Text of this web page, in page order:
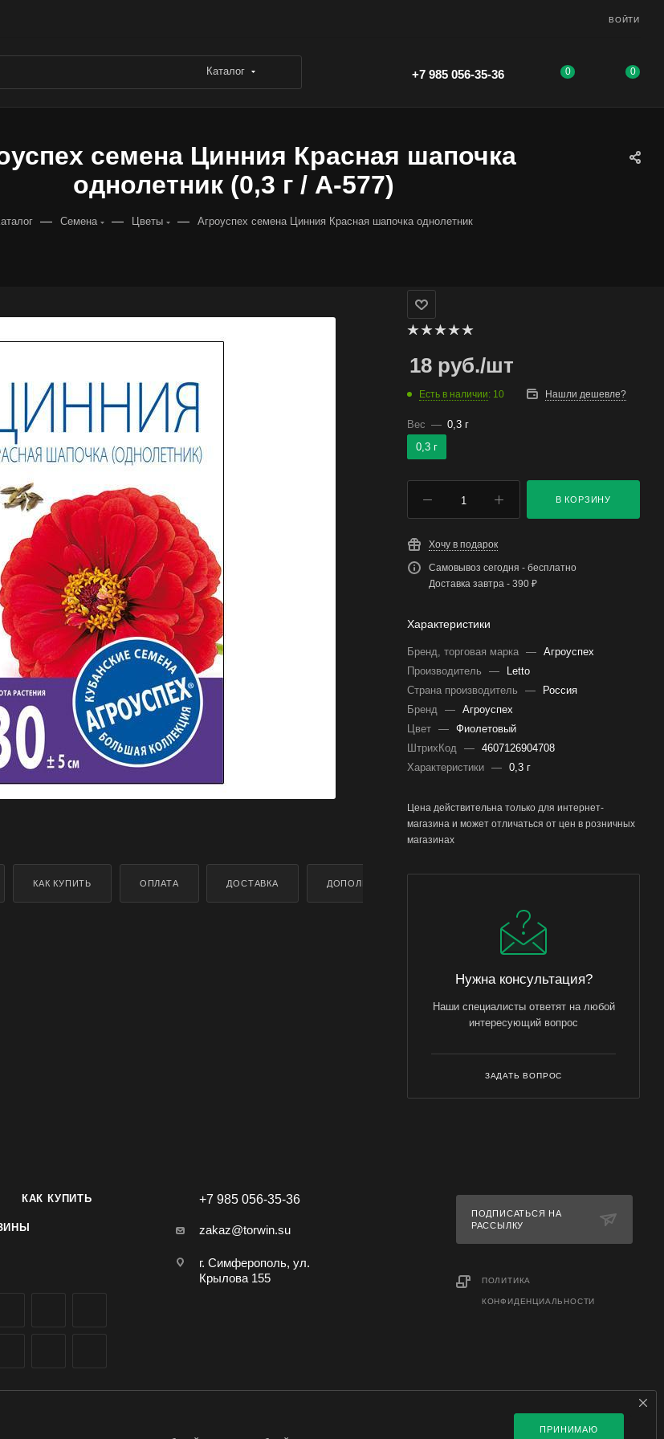
ВОЙТИ
Каталог +7 985 056-35-36 0 0
семена Цинния Красная шапочка
однолетник (0,3 г / А-577)
— Семена — Цветы — Агроуспех семена Цинния Красная шапочка однолетник
КАК КУПИТЬ ОПЛАТА ДОСТАВКА ДОПОЛНИТЕЛЬНО
18 руб./шт
Есть в наличии: 10 Нашли дешевле?
Вес — 0,3 г
0,3 г
В КОРЗИНУ
Хочу в подарок
Самовывоз сегодня - бесплатно
Доставка завтра - 390 ₽
Характеристики
Бренд, торговая марка — Агроуспех
Производитель
—
Letto
Страна производитель
—
Россия
Бренд — Агроуспех
Цвет — Фиолетовый
ШтрихКод — 4607126904708
Характеристики — 0,3 г
Цена действительна только для интернет-
магазина и может отличаться от цен в розничных
магазинах
Нужна консультация?
Наши специалисты ответят на любой
интересующий вопрос
ЗАДАТЬ ВОПРОС
КАК КУПИТЬ +7 985 056-35-36
zakaz@torwin.su
г. Симферополь, ул.
Крылова 155
ПОДПИСАТЬСЯ НА
РАССЫЛКУ
ПОЛИТИКА
КОНФИДЕНЦИАЛЬНОСТИ
ПРИНИМАЮ